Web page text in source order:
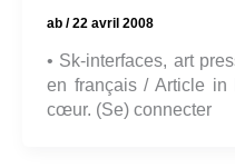
ab /22 avril 2008
• Sk-interfaces, art
en français / Article in
cœur. (Se) connecter